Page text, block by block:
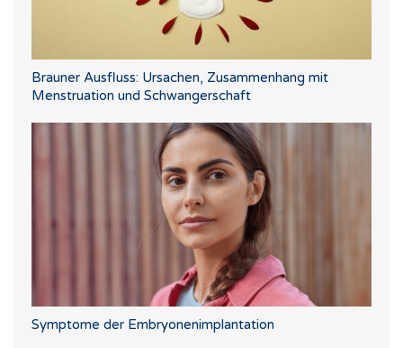
Brauner Ausfluss: Ursachen, Zusammenhang mit
Menstruation und Schwangerschaft
Symptome der Embryonenimplantation